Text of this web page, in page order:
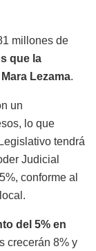
millones de
que la
Lezama.
un
lo que
tendrá
Judicial
conforme al
del 5% en
crecerán 8% y